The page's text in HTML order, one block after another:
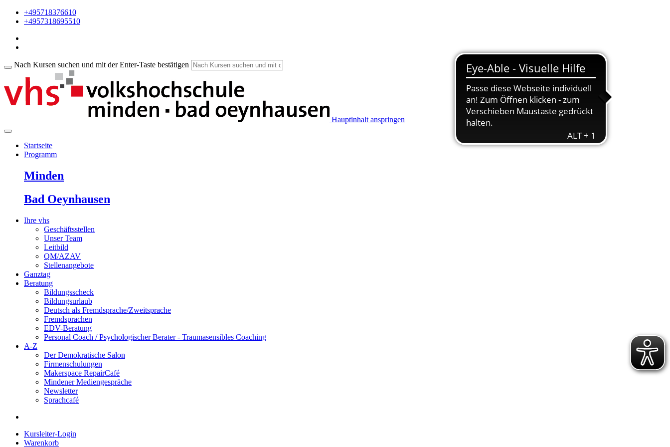
+495718376610
+4957318695510
Nach Kursen suchen und mit der Enter-Taste bestätigen
Hauptinhalt anspringen
Startseite
Programm
Minden
Bad Oeynhausen
Ihre vhs
Geschäftsstellen
Unser Team
Leitbild
QM/AZAV
Stellenangebote
Ganztag
Beratung
Bildungsscheck
Bildungsurlaub
Deutsch als Fremdsprache/Zweitsprache
Fremdsprachen
EDV-Beratung
Personal Coach / Psychologischer Berater - Traumasensibles Coaching
A-Z
Der Demokratische Salon
Firmenschulungen
Makerspace RepairCafé
Mindener Mediengespräche
Newsletter
Sprachcafé
Kursleiter-Login
Warenkorb